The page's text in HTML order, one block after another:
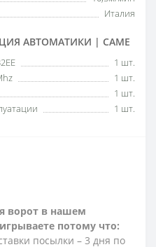
Италия
АВТОМАТИКИ | CAME
1 шт.
1 шт.
1 шт.
1 шт.
ворот в нашем
потому что:
посылки – 3 дня по